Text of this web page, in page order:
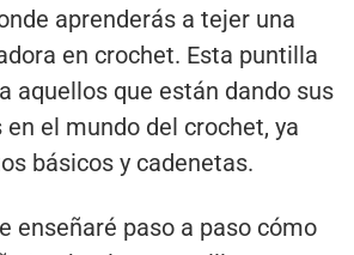
aprenderás a tejer una
en crochet. Esta puntilla
aquellos que están dando sus
el mundo del crochet, ya
básicos y cadenetas.
enseñaré paso a paso cómo